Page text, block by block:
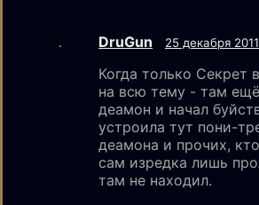
DruGun 25 декабря
Когда только Секрет
на всю тему - там
деамон и начал
устроила тут пони-
деамона и прочих,
сам изредка лишь
там не находил.